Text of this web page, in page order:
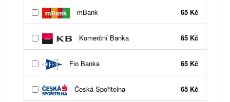
mBank 65 Kč
Komerční Banka 65 Kč
Fio Banka 65 Kč
Česká Spořitelna 65 Kč